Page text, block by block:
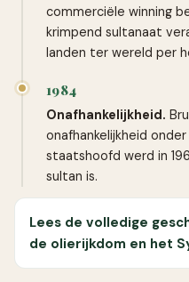
commerciële winning
krimpend sultanaat
landen ter wereld per
1984
Onafhankelijkheid.
onafhankelijkheid onder
staatshoofd werd in
sultan is.
Lees de volledige
de olierijkdom en het